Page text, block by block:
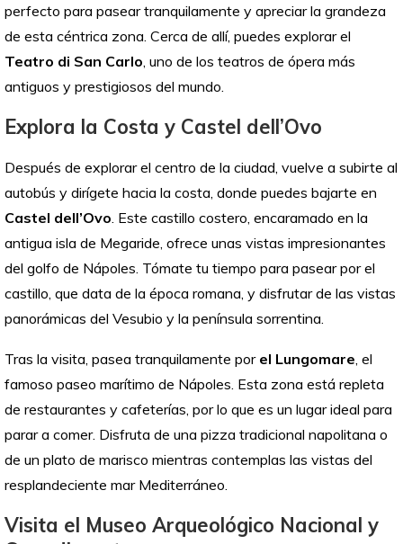
perfecto para pasear tranquilamente y apreciar la grandeza
de esta céntrica zona. Cerca de allí, puedes explorar el
Teatro di San Carlo , uno de los teatros de ópera más
antiguos y prestigiosos del mundo.
Explora la Costa y Castel dell’Ovo
Después de explorar el centro de la ciudad, vuelve a subirte al
autobús y dirígete hacia la costa, donde puedes bajarte en
Castel dell’Ovo . Este castillo costero, encaramado en la
antigua isla de Megaride, ofrece unas vistas impresionantes
del golfo de Nápoles. Tómate tu tiempo para pasear por el
castillo, que data de la época romana, y disfrutar de las vistas
panorámicas del Vesubio y la península sorrentina.
Tras la visita, pasea tranquilamente por el Lungomare , el
famoso paseo marítimo de Nápoles. Esta zona está repleta
de restaurantes y cafeterías, por lo que es un lugar ideal para
parar a comer. Disfruta de una pizza tradicional napolitana o
de un plato de marisco mientras contemplas las vistas del
resplandeciente mar Mediterráneo.
Visita el Museo Arqueológico Nacional y